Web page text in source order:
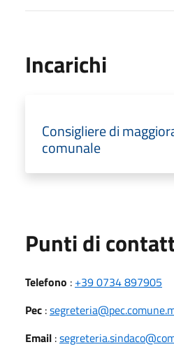
Incarichi
Consigliere di
comunale
Punti di
Telefono : +39 0734 897905
Pec :
Email :